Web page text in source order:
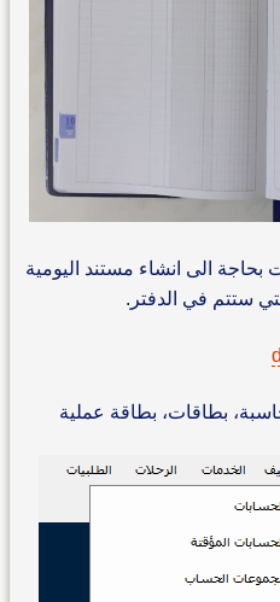
بحاجة الى انشاء مستند اليومية
ستتم في الدفتر.
بطاقات، بطاقة عملية